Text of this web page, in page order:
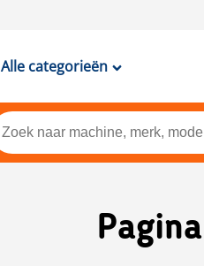
Alle categorieën